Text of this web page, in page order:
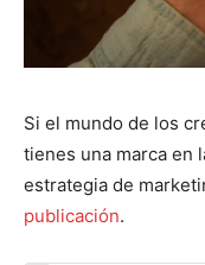
Si el mundo de los
tienes una marca en
estrategia de
publicación.